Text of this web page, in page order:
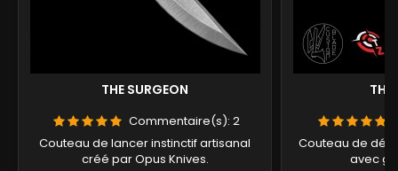
THE SURGEON
Commentaire(s): 2
Couteau de lancer instinctif artisanal
créé par Opus Knives.
THE
Couteau de
avec